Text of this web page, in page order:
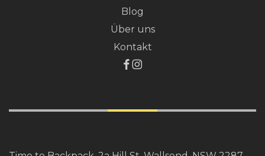
Blog
Über uns
Kontakt